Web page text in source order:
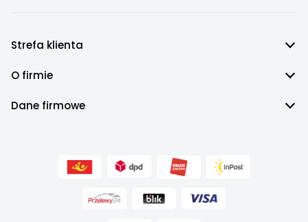
Strefa klienta
O firmie
Dane firmowe